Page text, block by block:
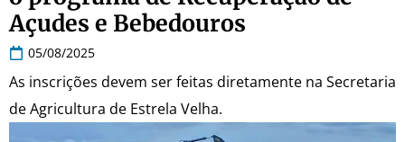
Açudes e Bebedouros
05/08/2025
As inscrições devem ser feitas diretamente na Secretaria
de Agricultura de Estrela Velha.